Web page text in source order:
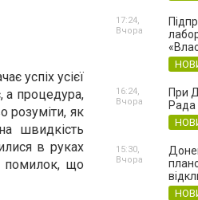
успіх усієї
а процедура,
розуміти, як
швидкість
в руках
помилок, що
17:24,
Вчора
При
Рада
16:24,
Вчора
15:30,
Вчора